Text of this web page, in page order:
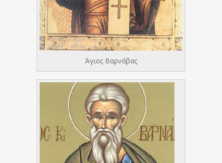
Άγιος Βαρνάβας